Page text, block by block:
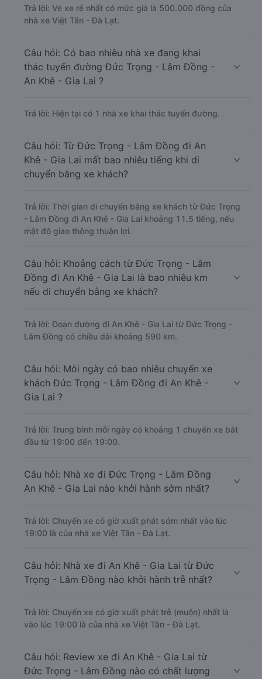
Trả lời: Vé xe rẻ nhất có mức giá là 500.000 đồng của
nhà xe Việt Tân - Đà Lạt.
Câu hỏi: Có bao nhiêu nhà xe đang khai
thác tuyến đường Đức Trọng - Lâm Đồng -
An Khê - Gia Lai ?
Trả lời: Hiện tại có 1 nhà xe khai thác tuyến đường.
Câu hỏi: Từ Đức Trọng - Lâm Đồng đi An
Khê - Gia Lai mất bao nhiêu tiếng khi di
chuyển bằng xe khách?
Trả lời: Thời gian di chuyển bằng xe khách từ Đức Trọng
- Lâm Đồng đi An Khê - Gia Lai khoảng 11.5 tiếng, nếu
mật độ giao thông thuận lợi.
Câu hỏi: Khoảng cách từ Đức Trọng - Lâm
Đồng đi An Khê - Gia Lai là bao nhiêu km
nếu di chuyển bằng xe khách?
Trả lời: Đoạn đường đi An Khê - Gia Lai từ Đức Trọng -
Lâm Đồng có chiều dài khoảng 590 km.
Câu hỏi: Mỗi ngày có bao nhiêu chuyến xe
khách Đức Trọng - Lâm Đồng đi An Khê -
Gia Lai ?
Trả lời: Trung bình mỗi ngày có khoảng 1 chuyến xe bắt
đầu từ 19:00 đến 19:00.
Câu hỏi: Nhà xe đi Đức Trọng - Lâm Đồng
An Khê - Gia Lai nào khởi hành sớm nhất?
Trả lời: Chuyến xe có giờ xuất phát sớm nhất vào lúc
19:00 là của nhà xe Việt Tân - Đà Lạt.
Câu hỏi: Nhà xe đi An Khê - Gia Lai từ Đức
Trọng - Lâm Đồng nào khởi hành trễ nhất?
Trả lời: Chuyến xe có giờ xuất phát trễ (muộn) nhất là
vào lúc 19:00 là của nhà xe Việt Tân - Đà Lạt.
Câu hỏi: Review xe đi An Khê - Gia Lai từ
Đức Trọng - Lâm Đồng nào có chất lượng